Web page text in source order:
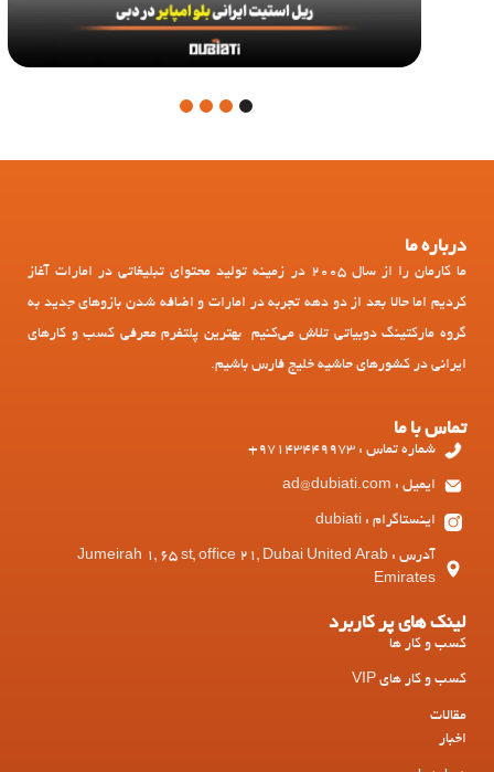
1
درباره ما
ما کارمان را از سال 2005 در زمینه تولید محتوای تبلیغاتی در امارات آغاز
کردیم اما حالا بعد از دو دهه تجربه در امارات و اضافه شدن بازوهای جدید به
گروه مارکتینگ دوبیاتی تلاش می‌کنیم بهترین پلتفرم معرفی کسب و کارهای
ایرانی در کشورهای حاشیه خلیج فارس باشیم.
تماس با ما
شماره تماس : 97143449973+
ایمیل : ad@dubiati.com
اینستاگرام : dubiati
آدرس : Jumeirah 1, 65 st, office 21, Dubai United Arab
Emirates
لینک های پر کاربرد
کسب و کار ها
کسب و کار های VIP
مقالات
اخبار